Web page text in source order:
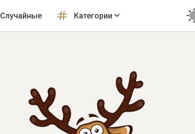
Случайные Категории